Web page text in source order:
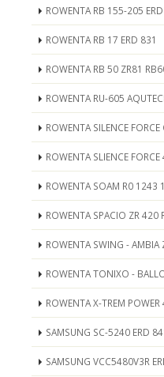
ROWENTA RB 155-205
ROWENTA RB 17 ERD 831
ROWENTA RB 50 ZR81
ROWENTA RU-605
ROWENTA SILENCE
ROWENTA SLIENCE
ROWENTA SOAM R0 1243
ROWENTA SPACIO ZR
ROWENTA SWING -
ROWENTA TONIXO -
ROWENTA X-TREM
SAMSUNG SC-5240 ERD
SAMSUNG VCC5480V3R